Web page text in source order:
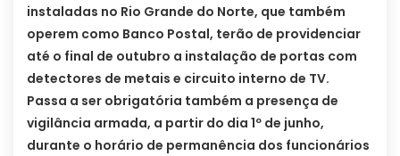
instaladas no Rio Grande do Norte, que também
operem como Banco Postal, terão de providenciar
até o final de outubro a instalação de portas com
detectores de metais e circuito interno de TV.
Passa a ser obrigatória também a presença de
vigilância armada, a partir do dia 1º de junho,
durante o horário de permanência dos funcionários